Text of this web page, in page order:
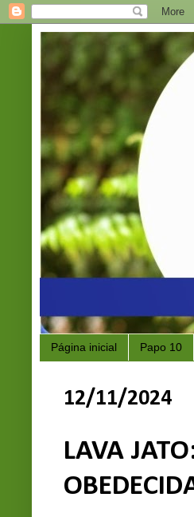
Página inicial Papo 10
12/11/2024
LAVA